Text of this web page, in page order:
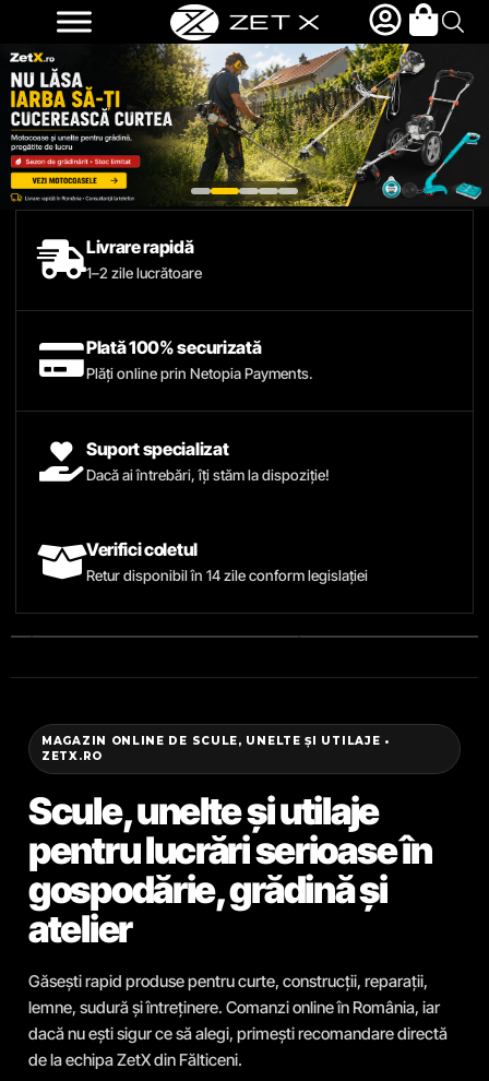
Livrare rapidă
1–2 zile lucrătoare
Plată 100% securizată
Plăți online prin Netopia Payments.
Suport specializat
Dacă ai întrebări, îți stăm la dispoziție!
Verifici coletul
Retur disponibil în 14 zile conform legislației
MAGAZIN ONLINE DE SCULE, UNELTE ȘI UTILAJE •
ZETX.RO
Scule, unelte și utilaje
pentru lucrări serioase în
gospodărie, grădină și
atelier
Găsești rapid produse pentru curte, construcții, reparații,
lemne, sudură și întreținere. Comanzi online în România, iar
dacă nu ești sigur ce să alegi, primești recomandare directă
de la echipa ZetX din Fălticeni.